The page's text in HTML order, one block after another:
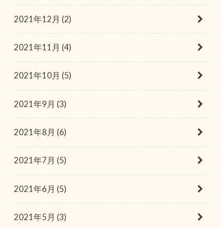
2021年12月 (2)
2021年11月 (4)
2021年10月 (5)
2021年9月 (3)
2021年8月 (6)
2021年7月 (5)
2021年6月 (5)
2021年5月 (3)